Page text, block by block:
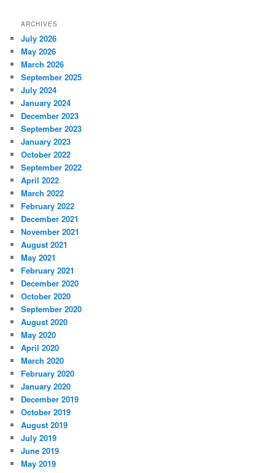
ARCHIVES
July 2026
May 2026
March 2026
September 2025
July 2024
January 2024
December 2023
September 2023
January 2023
October 2022
September 2022
April 2022
March 2022
February 2022
December 2021
November 2021
August 2021
May 2021
February 2021
December 2020
October 2020
September 2020
August 2020
May 2020
April 2020
March 2020
February 2020
January 2020
December 2019
October 2019
August 2019
July 2019
June 2019
May 2019